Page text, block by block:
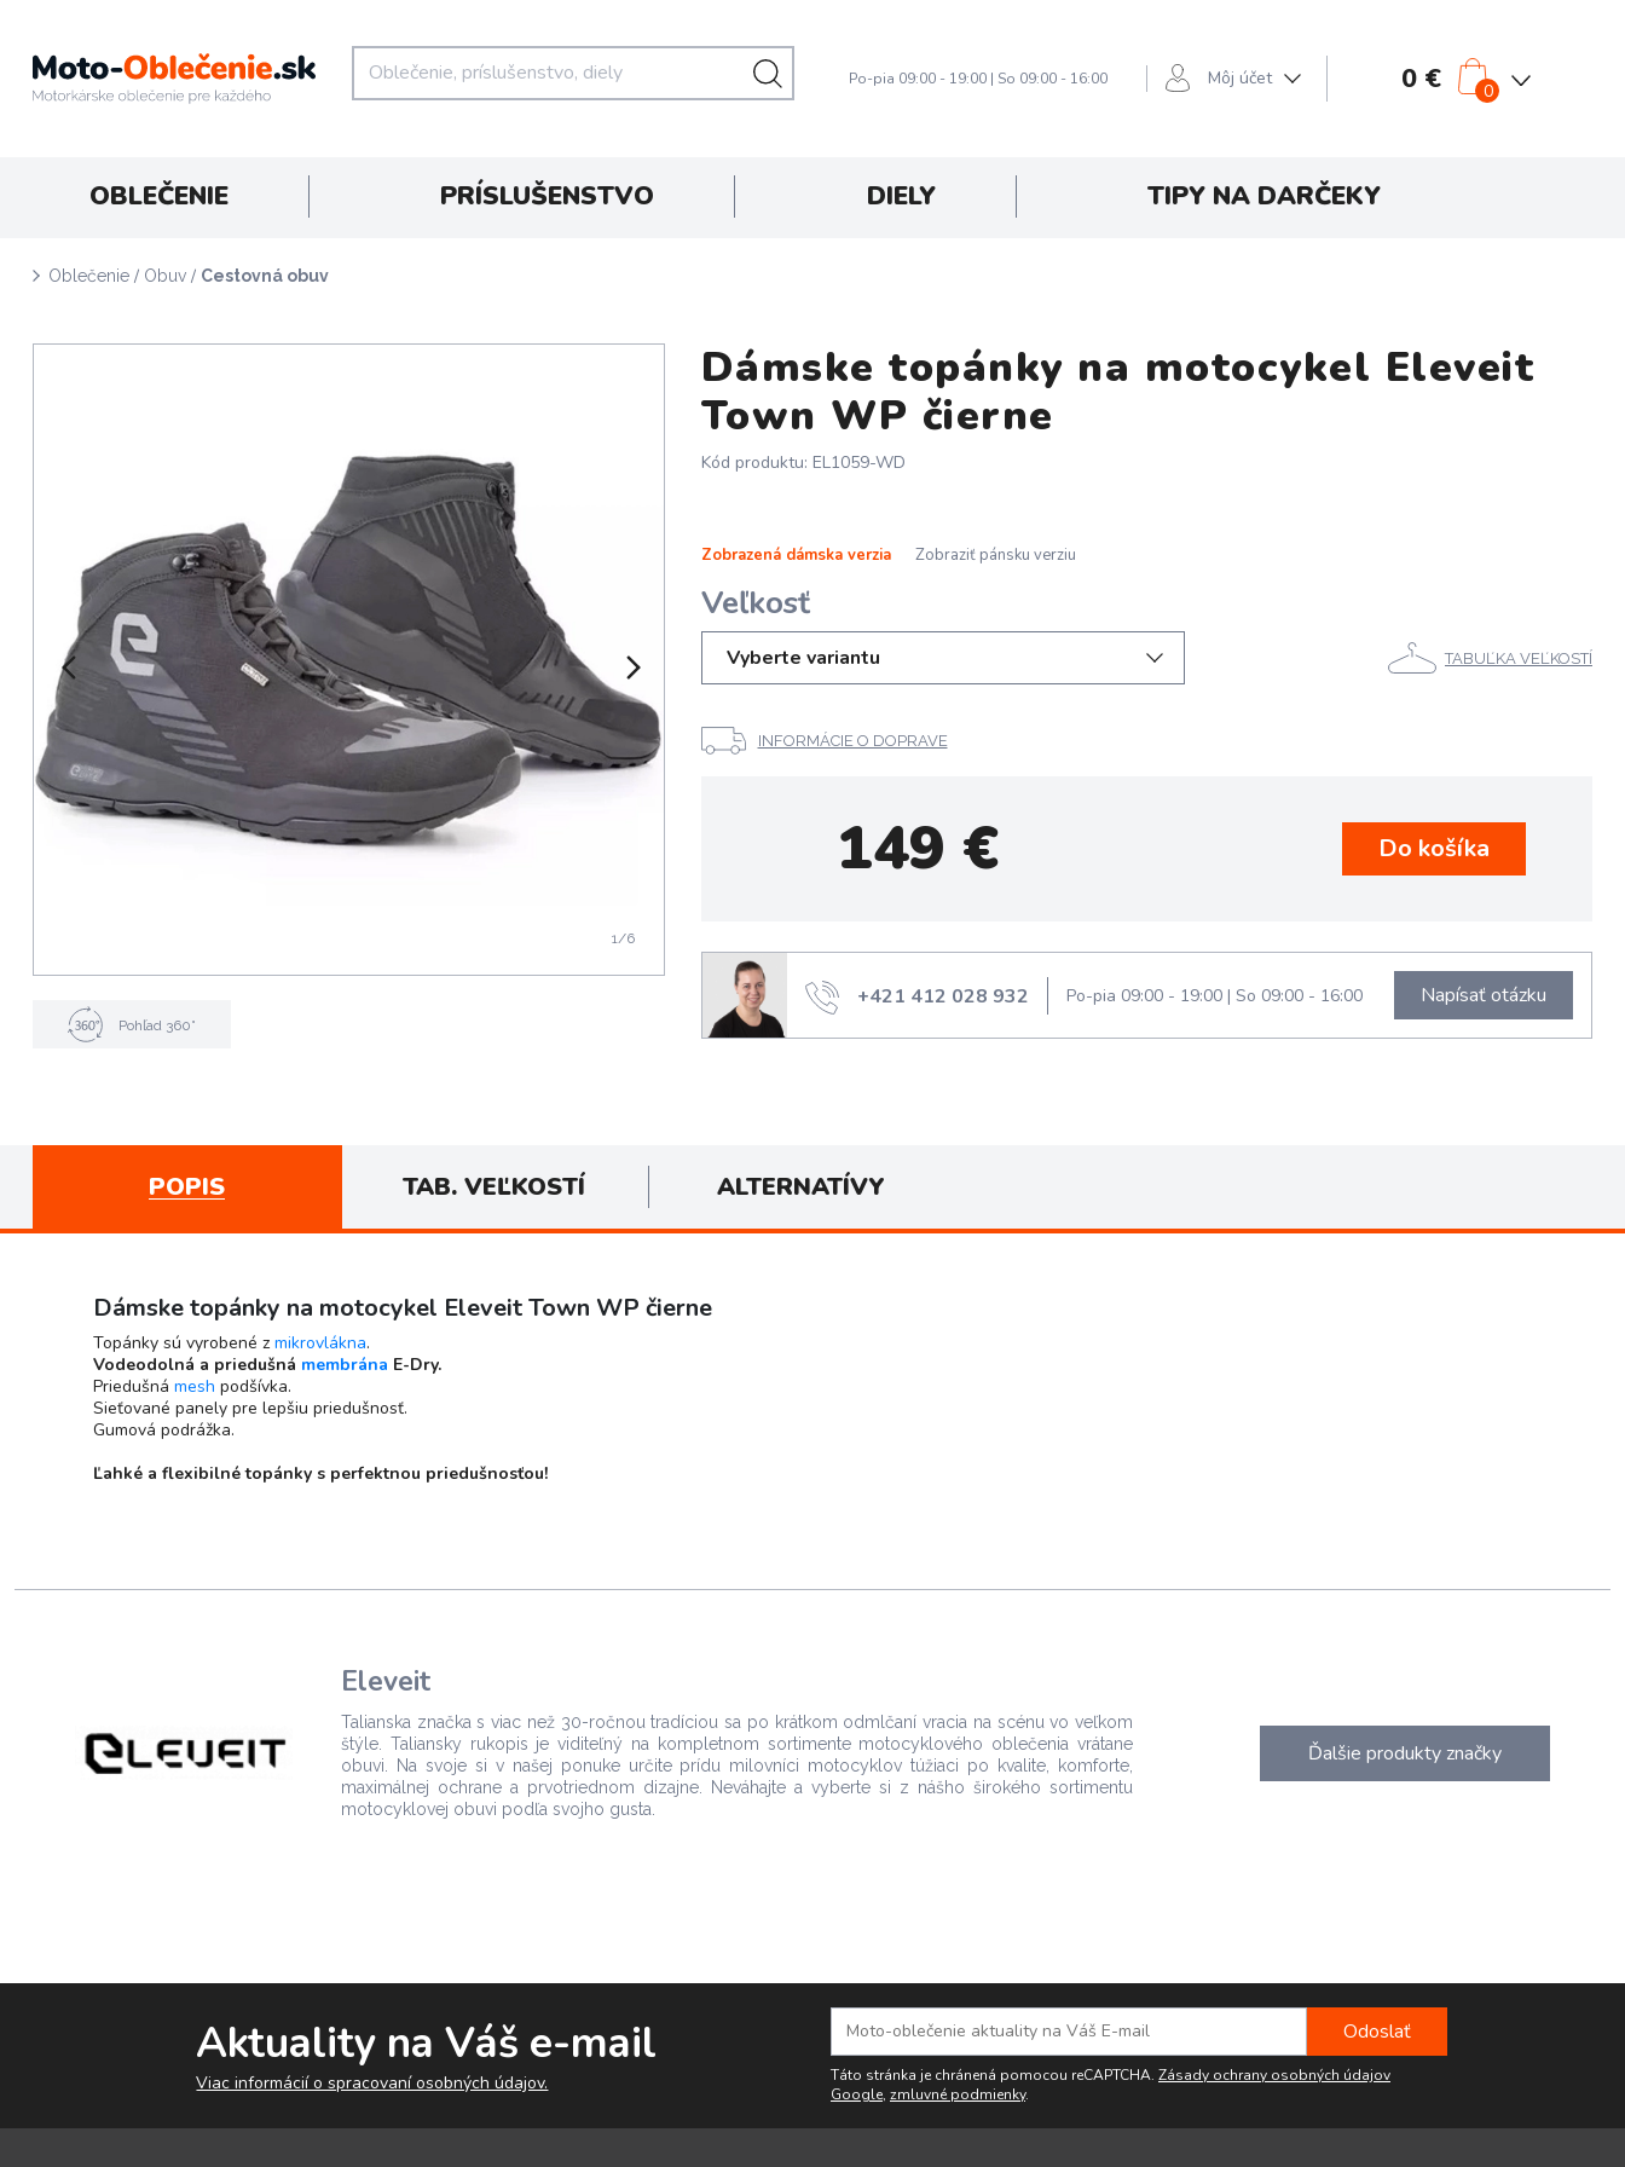
Po-pia 09:00 - 19:00 | So 09:00 - 16:00 Môj účet 0 € 0
OBLEČENIE PRÍSLUŠENSTVO DIELY TIPY NA DARČEKY
Oblečenie / Obuv / Cestovná obuv
Dámske topánky na motocykel Eleveit
Town WP čierne
Kód produktu: EL1059-WD
1 /6
Pohľad 360°
Zobrazená dámska verzia Zobraziť pánsku verziu
Veľkosť
Vyberte variantu TABUĽKA VEĽKOSTÍ
INFORMÁCIE O DOPRAVE
149 €
+421 412 028 932 Po-pia 09:00 - 19:00| So 09:00 - 16:00 Napísať otázku
POPIS TAB. VEĽKOSTÍ ALTERNATÍVY
Dámske topánky na motocykel Eleveit Town WP čierne
Topánky sú vyrobené z mikrovlákna.
Vodeodolná a priedušná membrána E-Dry.
Priedušná mesh podšívka.
Sieťované panely pre lepšiu priedušnosť.
Gumová podrážka.
Ľahké a flexibilné topánky s perfektnou priedušnosťou!
Eleveit
Talianska značka s viac než 30-ročnou tradíciou sa po krátkom odmlčaní vracia na scénu vo veľkom
štýle. Taliansky rukopis je viditeľný na kompletnom sortimente motocyklového oblečenia vrátane
obuvi. Na svoje si v našej ponuke určite prídu milovníci motocyklov túžiaci po kvalite, komforte,
maximálnej ochrane a prvotriednom dizajne. Neváhajte a vyberte si z nášho širokého sortimentu
motocyklovej obuvi podľa svojho gusta.
Ďalšie produkty značky
Aktuality na Váš e-mail
Viac informácií o spracovaní osobných údajov. Táto stránka je chránená pomocou reCAPTCHA. Zásady ochrany osobných údajov
Google, zmluvné podmienky.